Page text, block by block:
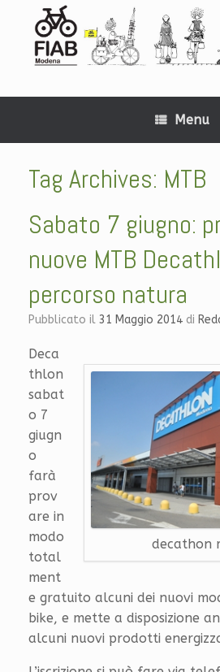
Menu
Tag Archives: MTB
Sabato 7 giugno:
nuove MTB
percorso natura
Pubblicato il 31 Maggio 2014 di
decathon
Deca
thlon
sabat
o 7
giugn
o
farà
prov
are in
modo
total
ment
e gratuito alcuni dei nuovi
bike, e mette a disposizione
alcuni nuovi prodotti